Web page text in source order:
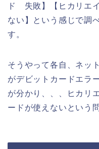
ド 失敗】【ヒカリエ
ない】という感じで調
す。
そうやって各自、ネッ
がデビットカードエラ
が分かり、、、ヒカリ
ードが使えないという